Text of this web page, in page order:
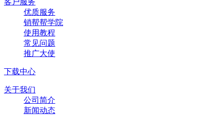
客户服务
优质服务
销帮帮学院
使用教程
常见问题
推广大使
下载中心
关于我们
公司简介
新闻动态